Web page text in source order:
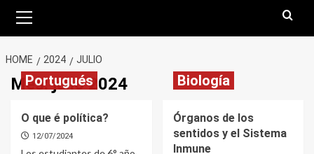
Menu
HOME 2024 JULIO
Mes:julio 2024
Portugués
O que é política?
12/07/2024
Biología
Órganos de los
sentidos y el Sistema
Inmune